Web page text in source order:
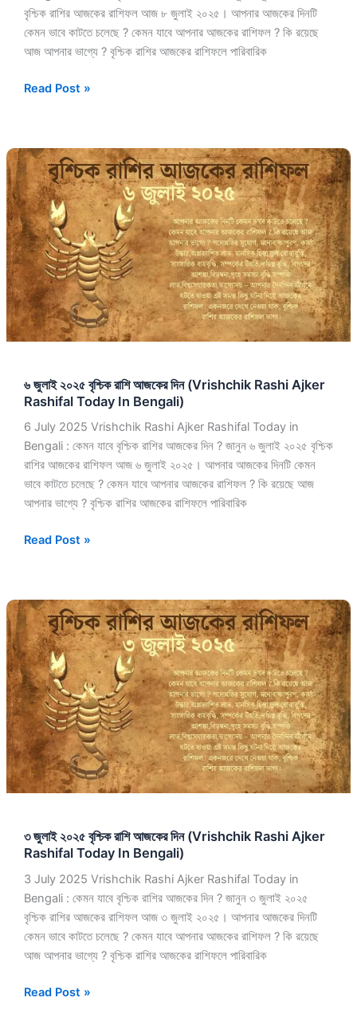
বৃশ্চিক রাশির আজকের রাশিফল আজ ৮ জুলাই ২০২৫। আপনার আজকের দিনটি
কেমন ভাবে কাটতে চলেছে ? কেমন যাবে আপনার আজকের রাশিফল ? কি রয়েছে
আজ আপনার ভাগ্যে ? বৃশ্চিক রাশির আজকের রাশিফলে পারিবারিক
Read Post »
৬ জুলাই ২০২৫ বৃশ্চিক রাশি আজকের দিন (Vrishchik Rashi Ajker
Rashifal Today In Bengali)
6 July 2025 Vrishchik Rashi Ajker Rashifal Today in
Bengali : কেমন যাবে বৃশ্চিক রাশির আজকের দিন ? জানুন ৬ জুলাই ২০২৫ বৃশ্চিক
রাশির আজকের রাশিফল আজ ৬ জুলাই ২০২৫। আপনার আজকের দিনটি কেমন
ভাবে কাটতে চলেছে ? কেমন যাবে আপনার আজকের রাশিফল ? কি রয়েছে আজ
আপনার ভাগ্যে ? বৃশ্চিক রাশির আজকের রাশিফলে পারিবারিক
৬
জুলাই
২০২৫
বৃশ্চিক
রাশি
আজকের
দিন
(Vrishchik
Rashi
Ajker
In
Bengali)
Read Post »
৩ জুলাই ২০২৫ বৃশ্চিক রাশি আজকের দিন (Vrishchik Rashi Ajker
Rashifal Today In Bengali)
3 July 2025 Vrishchik Rashi Ajker Rashifal Today in
Bengali : কেমন যাবে বৃশ্চিক রাশির আজকের দিন ? জানুন ৩ জুলাই ২০২৫
বৃশ্চিক রাশির আজকের রাশিফল আজ ৩ জুলাই ২০২৫। আপনার আজকের দিনটি
কেমন ভাবে কাটতে চলেছে ? কেমন যাবে আপনার আজকের রাশিফল ? কি রয়েছে
আজ আপনার ভাগ্যে ? বৃশ্চিক রাশির আজকের রাশিফলে পারিবারিক
৩
জুলাই
২০২৫
বৃশ্চিক
রাশি
আজকের
দিন
(Vrishchik
Rashi
Ajker
In
Bengali)
Read Post »